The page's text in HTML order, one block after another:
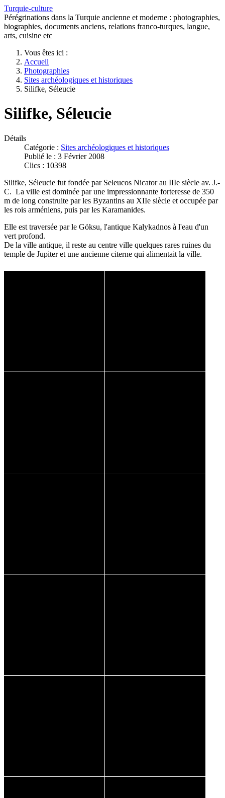
Turquie-culture
Pérégrinations dans la Turquie ancienne et moderne : photographies,
biographies, documents anciens, relations franco-turques, langue,
arts, cuisine etc
Vous êtes ici :
Accueil
Photographies
Sites archéologiques et historiques
Silifke, Séleucie
Silifke, Séleucie
Détails
Catégorie : Sites archéologiques et historiques
Publié le : 3 Février 2008
Clics : 10398
Silifke, Séleucie fut fondée par Seleucos Nicator au IIIe siècle av. J.-
C. La ville est dominée par une impressionnante forteresse de 350
m de long construite par les Byzantins au XIIe siècle et occupée par
les rois arméniens, puis par les Karamanides.
Elle est traversée par le Göksu, l'antique Kalykadnos à l'eau d'un
vert profond.
De la ville antique, il reste au centre ville quelques rares ruines du
temple de Jupiter et une ancienne citerne qui alimentait la ville.